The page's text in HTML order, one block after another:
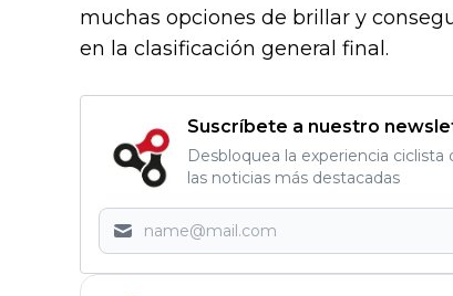
muchas opciones de brillar y
en la clasificación general final.
Suscríbete a nuestro
Desbloquea la experiencia
las noticias más destacadas